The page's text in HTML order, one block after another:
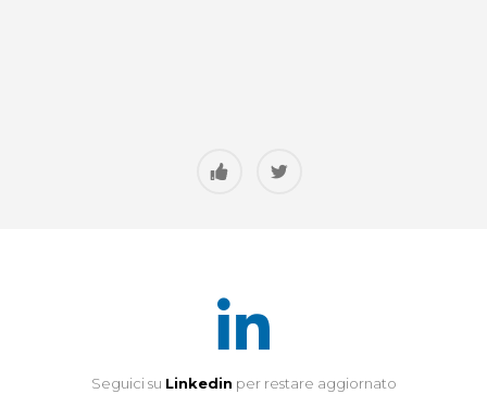
Seguici su Linkedin per restare aggiornato